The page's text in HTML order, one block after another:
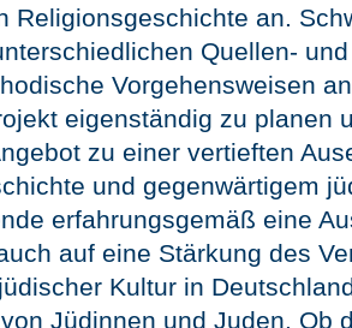
Religionsgeschichte an.
Quellen-
Vorgehensweisen
eigenständig zu planen
zu einer vertieften
und gegenwärtigem
erfahrungsgemäß eine
auf eine Stärkung des
Kultur in
Jüdinnen und Juden. Ob